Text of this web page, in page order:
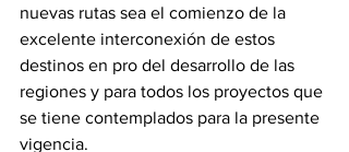
nuevas rutas sea el comienzo de la
excelente interconexión de estos
destinos en pro del desarrollo de las
regiones y para todos los proyectos que
se tiene contemplados para la presente
vigencia.